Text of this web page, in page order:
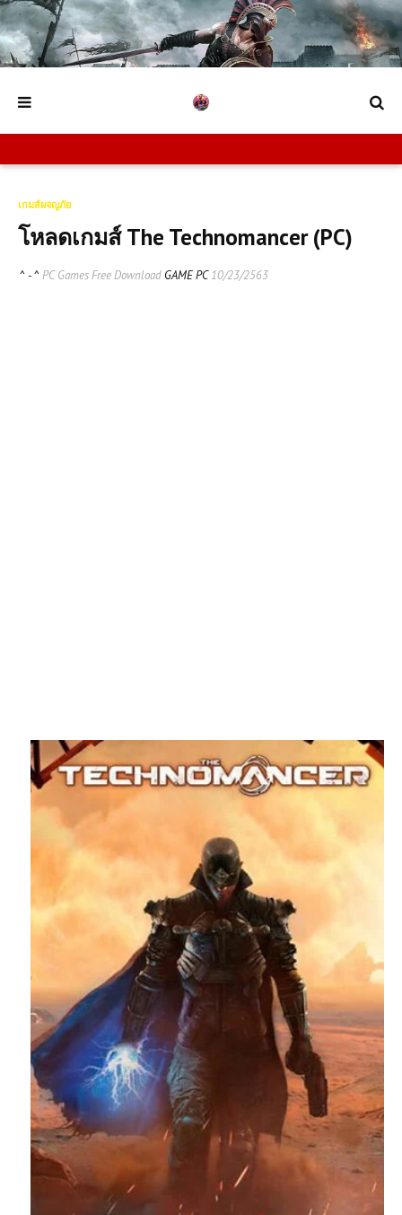
เกมส์ผจญภัย
โหลดเกมส์ The Technomancer (PC)
^ - ^ PC Games Free Download GAME PC10/23/2563